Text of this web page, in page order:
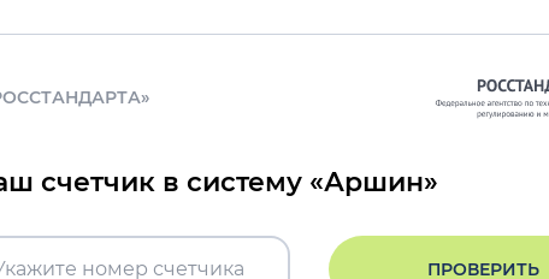
счетчик в систему «Аршин»
ПРОВЕРИТЬ